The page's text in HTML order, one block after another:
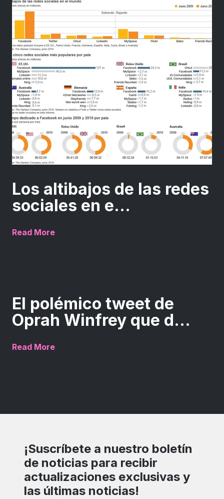
Los altibajos de las redes
sociales en e...
Read More
El polémico tweet de
Oprah Winfrey que d...
Read More
¡Suscríbete a nuestro boletín
de noticias para recibir
actualizaciones exclusivas y
las últimas noticias!